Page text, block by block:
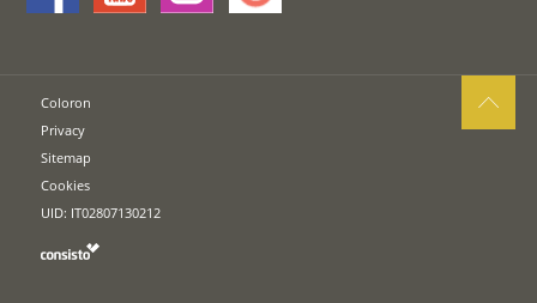
Coloron
Privacy
Sitemap
Cookies
UID: IT02807130212